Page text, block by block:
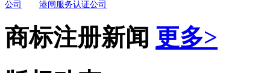
公司
港闸服务认证公司
商标注册新闻 更多>